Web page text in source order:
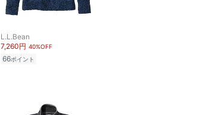
L.L.Bean
7,260円 40%OFF
66ポイント